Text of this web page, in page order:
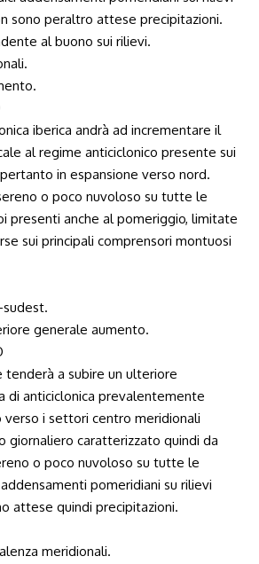
sono peraltro attese precipitazioni.
al buono sui rilievi.
iberica andrà ad incrementare il
al regime anticiclonico presente sui
in espansione verso nord.
o poco nuvoloso su tutte le
presenti anche al pomeriggio, limitate
sui principali comprensori montuosi
generale aumento.
tenderà a subire un ulteriore
di anticiclonica prevalentemente
i settori centro meridionali
giornaliero caratterizzato quindi da
o poco nuvoloso su tutte le
pomeridiani su rilievi
attese quindi precipitazioni.
meridionali.